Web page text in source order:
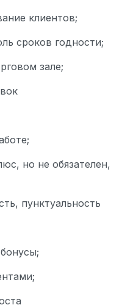
клиентов;
сроков годности;
зале;
но не обязателен,
пунктуальность